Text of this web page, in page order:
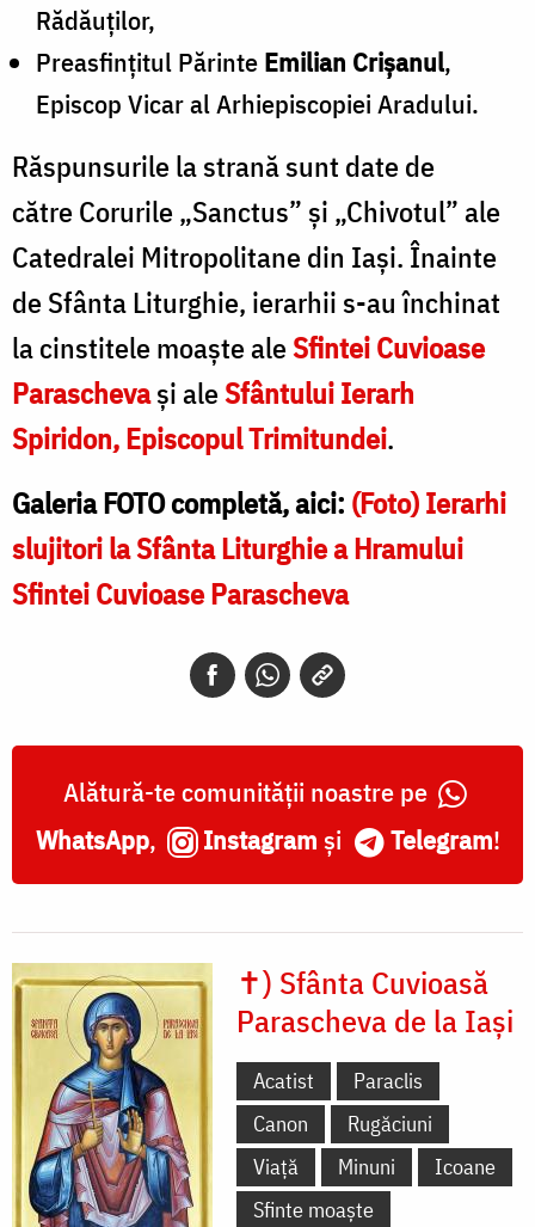
Rădăuţilor,
Preasfinţitul Părinte Emilian Crişanul,
Episcop Vicar al Arhiepiscopiei Aradului.
Răspunsurile la strană sunt date de
către Corurile „Sanctus” și „Chivotul” ale
Catedralei Mitropolitane din Iași. Înainte
de Sfânta Liturghie, ierarhii s-au închinat
la cinstitele moaște aleSfintei Cuvioase
Paraschevași aleSfântului Ierarh
Spiridon, Episcopul Trimitundei.
Galeria FOTO completă, aici: (Foto) Ierarhi
slujitori la Sfânta Liturghie a Hramului
Sfintei Cuvioase Parascheva
Alătură-te comunității noastre pe
WhatsApp, Instagram și Telegram!
✝) Sfânta Cuvioasă
Parascheva de la Iași
Acatist
Paraclis
Canon
Rugăciuni
Viață
Minuni
Icoane
Sfinte moaște